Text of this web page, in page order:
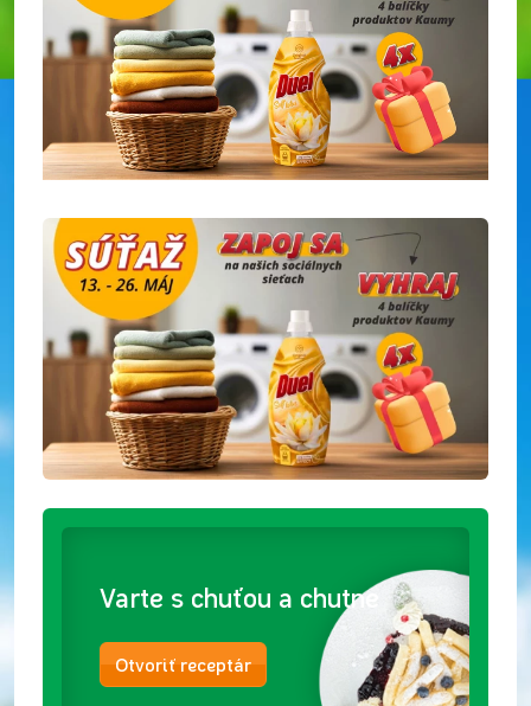
Varte s chuťou a chutne
Otvoriť receptár